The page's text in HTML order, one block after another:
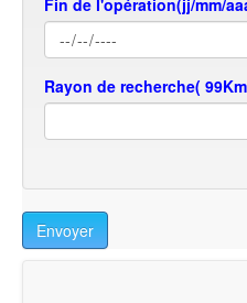
Fin de l'opération(jj/mm/
Rayon de recherche(
Envoyer